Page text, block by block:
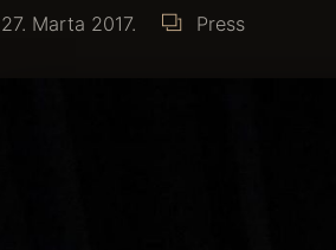
27. Marta 2017. Press